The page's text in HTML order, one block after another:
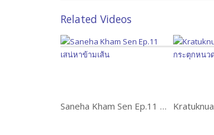
Related Videos
Saneha Kham Sen Ep.11 เสน่หาข้ามเส้น